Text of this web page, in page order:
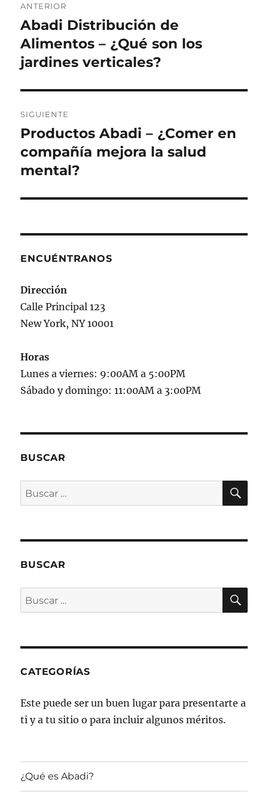
de
entradas
ANTERIOR
Entrada
anterior:
Abadi Distribución de
Alimentos – ¿Qué son los
jardines verticales?
SIGUIENTE
Siguiente
entrada:
Productos Abadi – ¿Comer en
compañía mejora la salud
mental?
ENCUÉNTRANOS
Dirección
Calle Principal 123
New York, NY 10001
Horas
Lunes a viernes: 9:00AM a 5:00PM
Sábado y domingo: 11:00AM a 3:00PM
BUSCAR
Buscar
por:
BUSCAR
Buscar
por:
CATEGORÍAS
Este puede ser un buen lugar para presentarte a
ti y a tu sitio o para incluir algunos méritos.
¿Qué es Abadi?